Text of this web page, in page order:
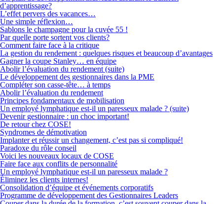
d’apprentissage?
L’effet pervers des vacances…
Une simple réflexion…
Sablons le champagne pour la cuvée 55 !
Par quelle porte sortent vos clients?
Comment faire face à la critique
La gestion du rendement : quelques risques et beaucoup d’avantages
Gagner la coupe Stanley… en équipe
Abolir l’évaluation du rendement (suite)
Le développement des gestionnaires dans la PME
Compléter son casse-tête… à temps
Abolir l’évaluation du rendement
Principes fondamentaux de mobilisation
Un employé lymphatique est-il un paresseux malade ? (suite)
Devenir gestionnaire : un choc important!
De retour chez COSE!
Syndromes de démotivation
Implanter et réussir un changement, c’est pas si compliqué!
Paradoxe du rôle conseil
Voici les nouveaux locaux de COSE
Faire face aux conflits de personnalité
Un employé lymphatique est-il un paresseux malade ?
Éliminez les clients internes!
Consolidation d’équipe et événements corporatifs
Programme de développement des Gestionnaires Leaders